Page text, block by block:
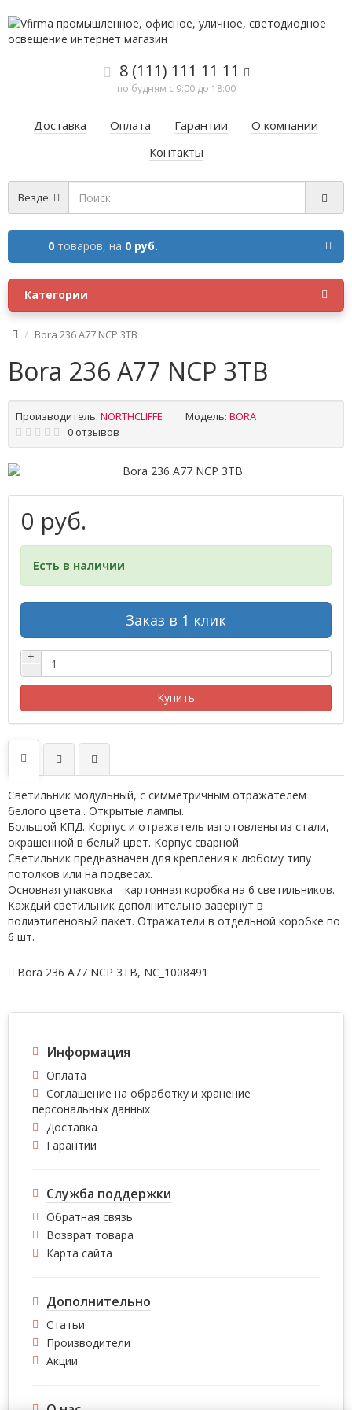
8 (111) 111 11 11
по будням с 9:00 до 18:00
Доставка Оплата Гарантии
О компании
Контакты
Везде
0 товаров, на 0 руб.
Категории
Bora 236 A77 NCP 3TB
Bora 236 A77 NCP 3TB
Производитель: NORTHCLIFFE Модель: BORA
0 отзывов
0 руб.
Есть в наличии
Заказ в 1 клик
+
−
Купить
Светильник модульный, с симметричным отражателем
белого цвета.. Открытые лампы.
Большой КПД. Корпус и отражатель изготовлены из стали,
окрашенной в белый цвет. Корпус сварной.
Светильник предназначен для крепления к любому типу
потолков или на подвесах.
Основная упаковка – картонная коробка на 6 светильников.
Каждый светильник дополнительно завернут в
полиэтиленовый пакет. Отражатели в отдельной коробке по
6 шт.
Bora 236 A77 NCP 3TB, NC_1008491
Информация
Оплата
Соглашение на обработку и хранение
персональных данных
Доставка
Гарантии
Служба поддержки
Обратная связь
Возврат товара
Карта сайта
Дополнительно
Статьи
Производители
Акции